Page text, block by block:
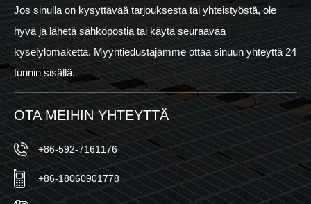
Jos sinulla on kysyttävää tarjouksesta tai yhteistyöstä, ole
hyvä ja lähetä sähköpostia tai käytä seuraavaa
kyselylomaketta. Myyntiedustajamme ottaa sinuun yhteyttä 24
tunnin sisällä.
OTA MEIHIN YHTEYTTÄ
+86-592-7161176
+86-18060901778